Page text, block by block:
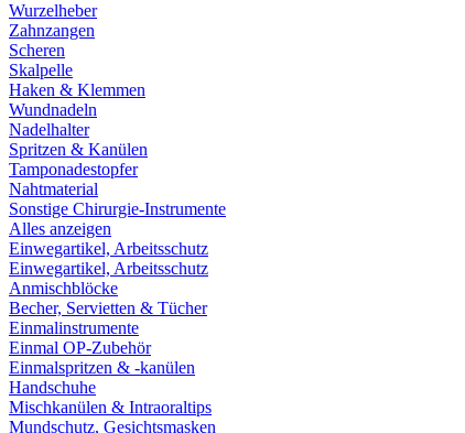
Wurzelheber
Zahnzangen
Scheren
Skalpelle
Haken & Klemmen
Wundnadeln
Nadelhalter
Spritzen & Kanülen
Tamponadestopfer
Nahtmaterial
Sonstige Chirurgie-Instrumente
Alles anzeigen
Einwegartikel, Arbeitsschutz
Einwegartikel, Arbeitsschutz
Anmischblöcke
Becher, Servietten & Tücher
Einmalinstrumente
Einmal OP-Zubehör
Einmalspritzen & -kanülen
Handschuhe
Mischkanülen & Intraoraltips
Mundschutz, Gesichtsmasken